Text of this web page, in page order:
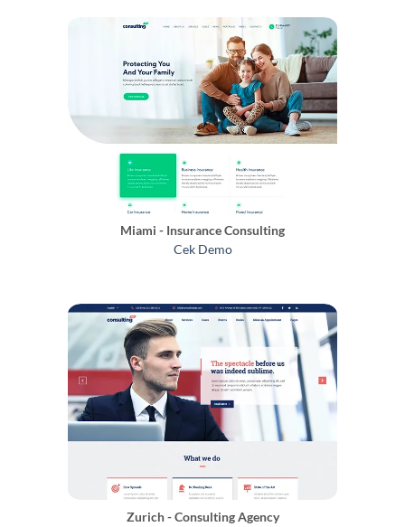
Miami - Insurance Consulting
Cek Demo
Zurich - Consulting Agency